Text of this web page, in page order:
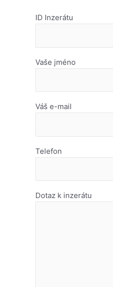
ID Inzerátu
Vaše jméno
Váš e-mail
Telefon
Dotaz k inzerátu